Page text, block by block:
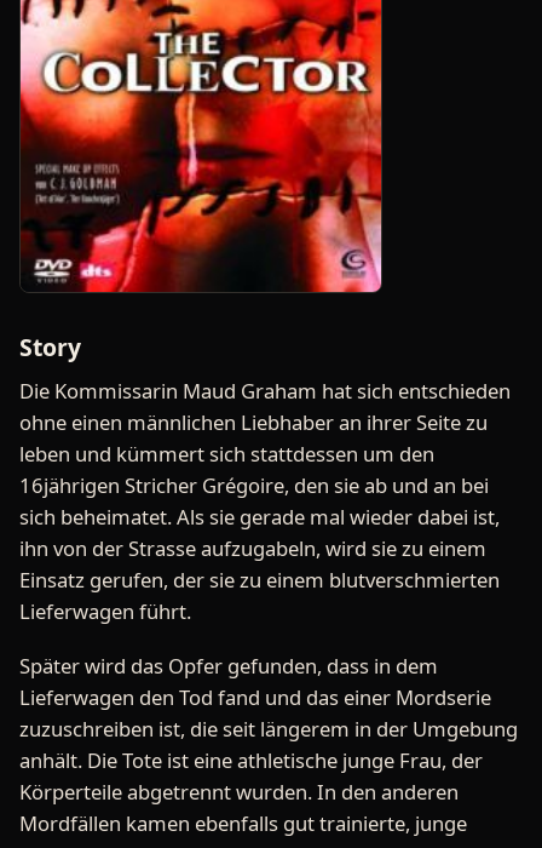
Story
Die Kommissarin Maud Graham hat sich entschieden
ohne einen männlichen Liebhaber an ihrer Seite zu
leben und kümmert sich stattdessen um den
16jährigen Stricher Grégoire, den sie ab und an bei
sich beheimatet. Als sie gerade mal wieder dabei ist,
ihn von der Strasse aufzugabeln, wird sie zu einem
Einsatz gerufen, der sie zu einem blutverschmierten
Lieferwagen führt.
Später wird das Opfer gefunden, dass in dem
Lieferwagen den Tod fand und das einer Mordserie
zuzuschreiben ist, die seit längerem in der Umgebung
anhält. Die Tote ist eine athletische junge Frau, der
Körperteile abgetrennt wurden. In den anderen
Mordfällen kamen ebenfalls gut trainierte, junge